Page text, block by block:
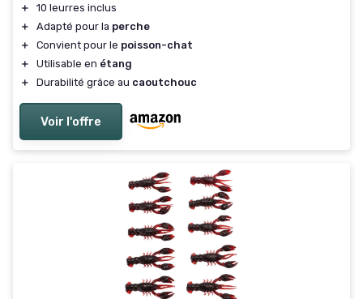
＋
10 leurres inclus
＋
Adapté pour la perche
＋
Convient pour le poisson-chat
＋
Utilisable en étang
＋
Durabilité grâce au caoutchouc
Voir l'offre